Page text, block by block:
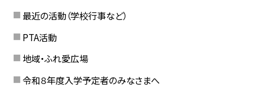
最近の活動（学校行事など）
PTA活動
地域・ふれ愛広場
令和８年度入学予定者のみなさまへ